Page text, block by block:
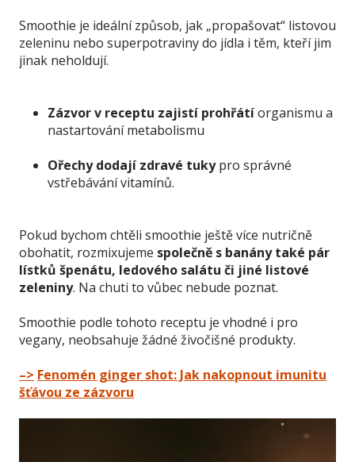
Smoothie je ideální způsob, jak „propašovat“ listovou
zeleninu nebo superpotraviny do jídla i těm, kteří jim
jinak neholdují.
Zázvor v receptu zajistí prohřátíorganismu a
nastartování metabolismu
Ořechy dodají zdravé tukypro správné
vstřebávání vitamínů.
Pokud bychom chtěli smoothie ještě více nutričně
obohatit, rozmixujeme společně s banány také pár
lístků špenátu, ledového salátu či jiné listové
zeleniny. Na chuti to vůbec nebude poznat.
Smoothie podle tohoto receptu je vhodné i pro
vegany, neobsahuje žádné živočišné produkty.
–> Fenomén ginger shot: Jak nakopnout imunitu
šťávou ze zázvoru